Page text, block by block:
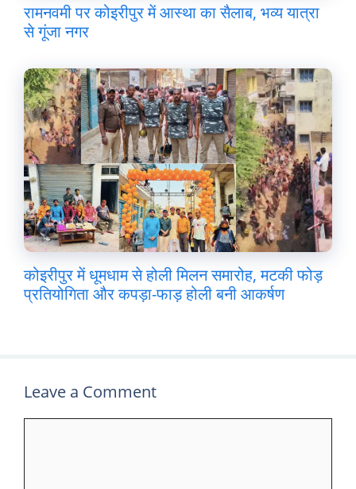
रामनवमी पर कोइरीपुर में आस्था का सैलाब, भव्य यात्रा
से गूंजा नगर
कोइरीपुर में धूमधाम से होली मिलन समारोह, मटकी फोड़
प्रतियोगिता और कपड़ा-फाड़ होली बनी आकर्षण
Leave a Comment